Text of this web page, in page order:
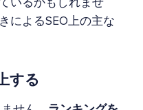
いるかもしれませ
によるSEO上の主な
する